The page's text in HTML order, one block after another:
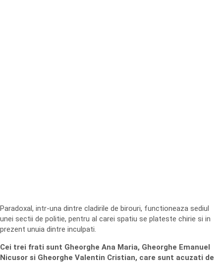
Paradoxal, intr-una dintre cladirile de birouri, functioneaza sediul
unei sectii de politie, pentru al carei spatiu se plateste chirie si in
prezent unuia dintre inculpati.
Cei trei frati sunt Gheorghe Ana Maria, Gheorghe Emanuel
Nicusor si Gheorghe Valentin Cristian, care sunt acuzati de